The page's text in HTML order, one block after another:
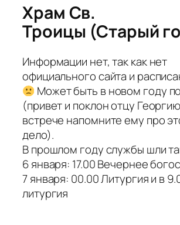
Храм Св.
Троицы (Старый
Информации нет, так как нет
официального сайта и
Может быть в новом году
(привет и поклон отцу
встрече напомните ему про
дело).
В прошлом году службы шли
6 января: 17.00 Вечернее
7 января: 00.00 Литургия и в
литургия